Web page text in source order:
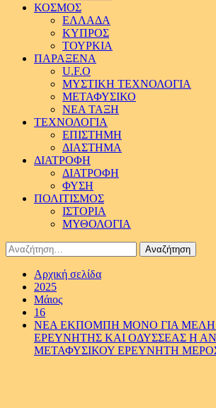
ΚΟΣΜΟΣ
ΕΛΛΑΔΑ
ΚΥΠΡΟΣ
ΤΟΥΡΚΙΑ
ΠΑΡΑΞΕΝΑ
U.F.O
ΜΥΣΤΙΚΗ ΤΕΧΝΟΛΟΓΙΑ
ΜΕΤΑΦΥΣΙΚΟ
ΝΕΑ ΤΑΞΗ
ΤΕΧΝΟΛΟΓΙΑ
ΕΠΙΣΤΗΜΗ
ΔΙΑΣΤΗΜΑ
ΔΙΑΤΡΟΦΗ
ΔΙΑΤΡΟΦΗ
ΦΥΣΗ
ΠΟΛΙΤΙΣΜΟΣ
ΙΣΤΟΡΙΑ
ΜΥΘΟΛΟΓΙΑ
Αναζήτηση
για:
Αρχική σελίδα
2025
Μάιος
16
ΝΕΑ ΕΚΠΟΜΠΗ ΜΟΝΟ ΓΙΑ ΜΕΛΗ
ΕΡΕΥΝΗΤΗΣ ΚΑΙ ΟΔΥΣΣΕΑΣ Η
ΜΕΤΑΦΥΣΙΚΟΥ ΕΡΕΥΝΗΤΗ